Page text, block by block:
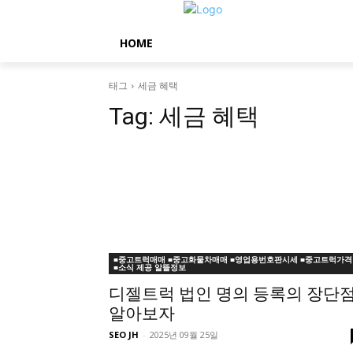
HOME
태그 세금 혜택
Tag: 세금 혜택
■중고트럭매매 ■중고화물차매매 ■영업용번호판시세 ■중고트럭가격
■소식 제공 알뜰정보
디젤트럭 법인 명의 등록의 장단
알아보자
SEO JH - 2025년 09월 25일